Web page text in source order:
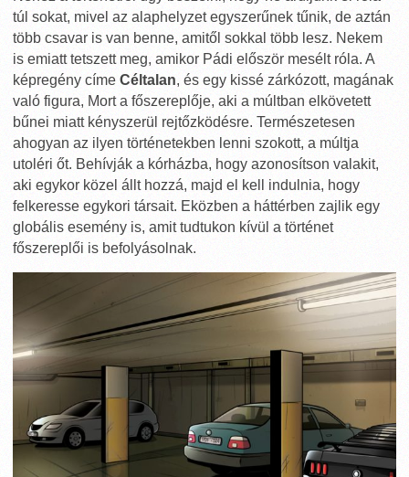
túl sokat, mivel az alaphelyzet egyszerűnek tűnik, de aztán
több csavar is van benne, amitől sokkal több lesz. Nekem
is emiatt tetszett meg, amikor Pádi először mesélt róla. A
képregény címe Céltalan, és egy kissé zárkózott, magának
való figura, Mort a főszereplője, aki a múltban elkövetett
bűnei miatt kényszerül rejtőzködésre. Természetesen
ahogyan az ilyen történetekben lenni szokott, a múltja
utoléri őt. Behívják a kórházba, hogy azonosítson valakit,
aki egykor közel állt hozzá, majd el kell indulnia, hogy
felkeresse egykori társait. Eközben a háttérben zajlik egy
globális esemény is, amit tudtukon kívül a történet
főszereplői is befolyásolnak.